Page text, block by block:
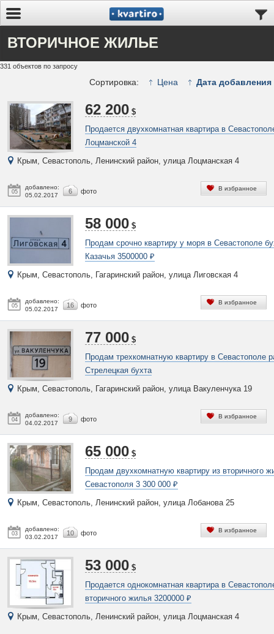
ВТОРИЧНОЕ ЖИЛЬЕ
331 объектов по запросу
Сортировка: Цена Дата добавления
05
добавлено:
05.02.2017
6 фото
62 200 $
Продается двухкомнатная квартира в
Лоцманской 4
Крым, Севастополь, Ленинский район, улица Лоцманская 4
В избранное
05
добавлено:
05.02.2017
16 фото
58 000 $
Продам срочно квартиру у моря в Севастополе
Казачья 3500000 ₽
Крым, Севастополь, Гагаринский район, улица Лиговская 4
В избранное
04
добавлено:
04.02.2017
9 фото
77 000 $
Продам трехкомнатную квартиру в Севастополе
Стрелецкая бухта
Крым, Севастополь, Гагаринский район, улица Вакуленчука 19
В избранное
03
добавлено:
03.02.2017
10 фото
65 000 $
Продам двухкомнатную квартиру из вторичного
Севастополя 3 300 000 ₽
Крым, Севастополь, Ленинский район, улица Лобанова 25
В избранное
53 000 $
Продается однокомнатная квартира в
вторичного жилья 3200000 ₽
Крым, Севастополь, Ленинский район, улица Лоцманская 4